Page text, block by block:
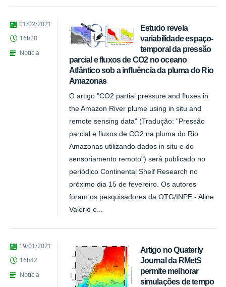
Estudo revela
variabilidade espaço-
temporal da pressão
parcial e fluxos de CO2 no oceano
Atlântico sob a influência da pluma do Rio
Amazonas
O artigo "CO2 partial pressure and fluxes in
the Amazon River plume using in situ and
remote sensing data" (Tradução: "Pressão
parcial e fluxos de CO2 na pluma do Rio
Amazonas utilizando dados in situ e de
sensoriamento remoto") será publicado no
periódico Continental Shelf Research no
próximo dia 15 de fevereiro. Os autores
foram os pesquisadores da OTG/INPE - Aline
Valerio e...
publicado
01/02/2021
16h28
Notícia
Artigo no Quaterly
Journal da RMetS
permite melhorar
simulações de tempo
publicado
19/01/2021
16h42
Notícia